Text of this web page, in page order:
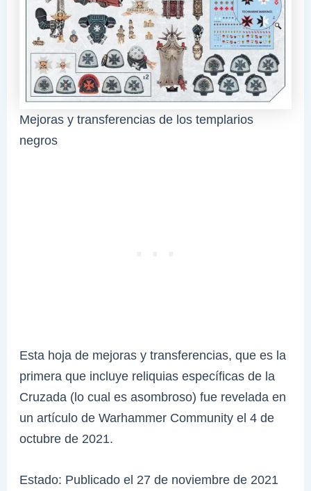
Mejoras y transferencias de los templarios
negros
Esta hoja de mejoras y transferencias, que es la
primera que incluye reliquias específicas de la
Cruzada (lo cual es asombroso) fue revelada en
un artículo de Warhammer Community el 4 de
octubre de 2021.
Estado: Publicado el 27 de noviembre de 2021